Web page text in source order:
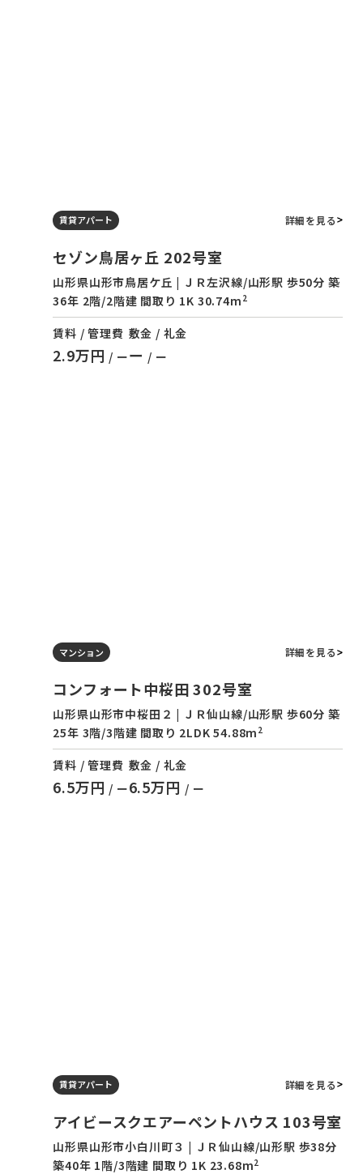
賃貸アパート 詳細を見る
セゾン鳥居ヶ丘 202号室
山形県山形市鳥居ケ丘 | ＪＲ左沢線/山形駅 歩50分 築
36年 2階/2階建 間取り 1K 30.74m 2
賃料 / 管理費
2.9万円 / ー
敷金 / 礼金
ー / ー
マンション 詳細を見る
コンフォート中桜田 302号室
山形県山形市中桜田２ | ＪＲ仙山線/山形駅 歩60分 築
25年 3階/3階建 間取り 2LDK 54.88m 2
賃料 / 管理費
6.5万円 / ー
敷金 / 礼金
6.5万円 / ー
賃貸アパート 詳細を見る
アイビースクエアーペントハウス 103号室
山形県山形市小白川町３ | ＪＲ仙山線/山形駅 歩38分
築40年 1階/3階建 間取り 1K 23.68m2